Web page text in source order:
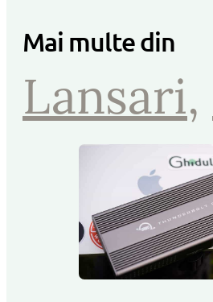
Mai multe din
Lansari,